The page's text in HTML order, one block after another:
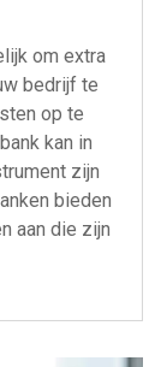
om extra
bedrijf te
op te
kan in
zijn
bieden
aan die zijn